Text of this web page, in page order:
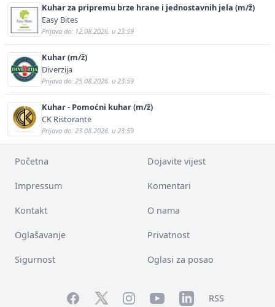
Kuhar za pripremu brze hrane i jednostavnih jela (m/ž)
Easy Bites
Prijava do: 12.08.2026. u 23:59
Kuhar (m/ž)
Diverzija
Prijava do: 25.08.2026. u 23:59
Kuhar - Pomoćni kuhar (m/ž)
CK Ristorante
Prijava do: 23.08.2026. u 23:59
Početna Dojavite vijest
Impressum Komentari
Kontakt O nama
Oglašavanje Privatnost
Sigurnost Oglasi za posao
FacebookTwitterInstagramYouTubeLinkedInRSS